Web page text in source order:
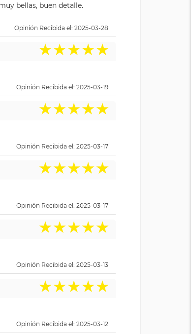
bellas, buen detalle.
Opinión Recibida el: 2025-03-28
★★★★★
Opinión Recibida el: 2025-03-19
★★★★★
Opinión Recibida el: 2025-03-17
★★★★★
Opinión Recibida el: 2025-03-17
★★★★★
Opinión Recibida el: 2025-03-13
★★★★★
Opinión Recibida el: 2025-03-12